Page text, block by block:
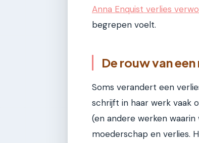
Anna Enquist verlies
begrepen voelt.
De rouw van
Soms verandert een
schrijft in haar werk vaak
(en andere werken
moederschap en verlies.